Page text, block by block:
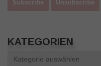
KATEGORIEN